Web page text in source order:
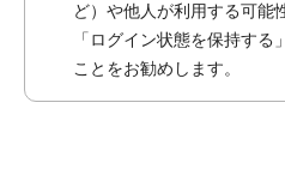
ど）や他人が利用する可能
「ログイン状態を保持す
ことをお勧めします。